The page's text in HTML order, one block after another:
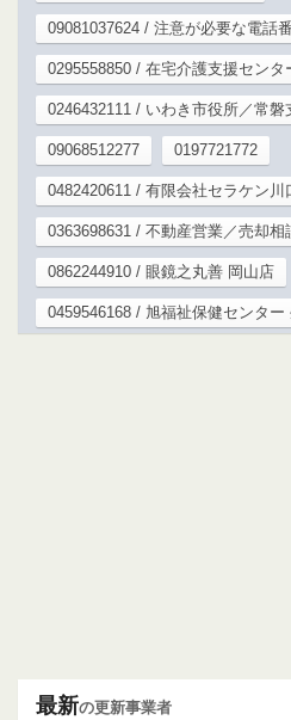
09081037624 / 注意が必要な電話
0295558850 / 在宅介護支援センタ
0246432111 / いわき市役所／常磐
09068512277 0197721772
0482420611 / 有限会社セラケン川
0363698631 / 不動産営業／売却相
0862244910 / 眼鏡之丸善 岡山店
0459546168 / 旭福祉保健センタ
最新の更新事業者